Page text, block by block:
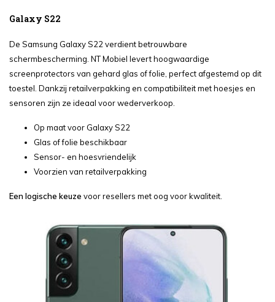
Galaxy S22
De Samsung Galaxy S22 verdient betrouwbare
schermbescherming. NT Mobiel levert hoogwaardige
screenprotectors van gehard glas of folie, perfect afgestemd op dit
toestel. Dankzij retailverpakking en compatibiliteit met hoesjes en
sensoren zijn ze ideaal voor wederverkoop.
Op maat voor Galaxy S22
Glas of folie beschikbaar
Sensor- en hoesvriendelijk
Voorzien van retailverpakking
Een logische keuze voor resellers met oog voor kwaliteit.